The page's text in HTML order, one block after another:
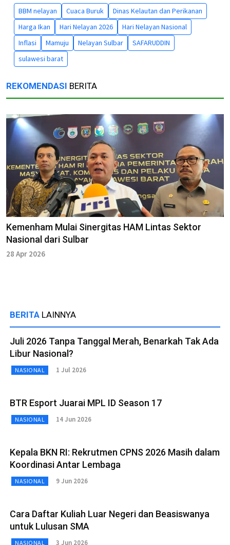
BBM nelayan Cuaca Buruk
Dinas Kelautan dan Perikanan
Harga Ikan
Hari Nelayan 2026
Hari Nelayan Nasional
Inflasi
Mamuju Nelayan Sulbar
SAFARUDDIN
sulawesi barat
REKOMENDASI BERITA
Kemenham Mulai Sinergitas HAM Lintas Sektor
Nasional dari Sulbar
28 Apr 2026
BERITA LAINNYA
Juli 2026 Tanpa Tanggal Merah, Benarkah Tak Ada
Libur Nasional?
NASIONAL 1 Jul 2026
BTR Esport Juarai MPL ID Season 17
NASIONAL 14 Jun 2026
Kepala BKN RI: Rekrutmen CPNS 2026 Masih dalam
Koordinasi Antar Lembaga
NASIONAL 9 Jun 2026
Cara Daftar Kuliah Luar Negeri dan Beasiswanya
untuk Lulusan SMA
NASIONAL 3 Jun 2026